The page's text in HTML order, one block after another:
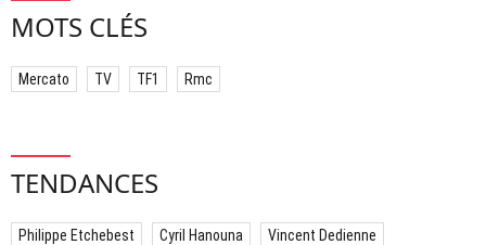
MOTS CLÉS
Mercato TV TF1 Rmc
TENDANCES
Philippe Etchebest Cyril Hanouna Vincent Dedienne